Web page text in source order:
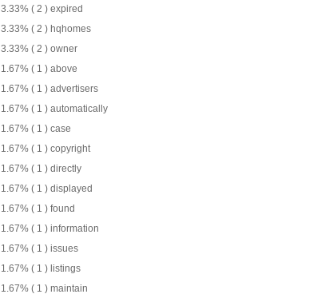
3.33% ( 2 ) expired
3.33% ( 2 ) hqhomes
3.33% ( 2 ) owner
1.67% ( 1 ) above
1.67% ( 1 ) advertisers
1.67% ( 1 ) automatically
1.67% ( 1 ) case
1.67% ( 1 ) copyright
1.67% ( 1 ) directly
1.67% ( 1 ) displayed
1.67% ( 1 ) found
1.67% ( 1 ) information
1.67% ( 1 ) issues
1.67% ( 1 ) listings
1.67% ( 1 ) maintain